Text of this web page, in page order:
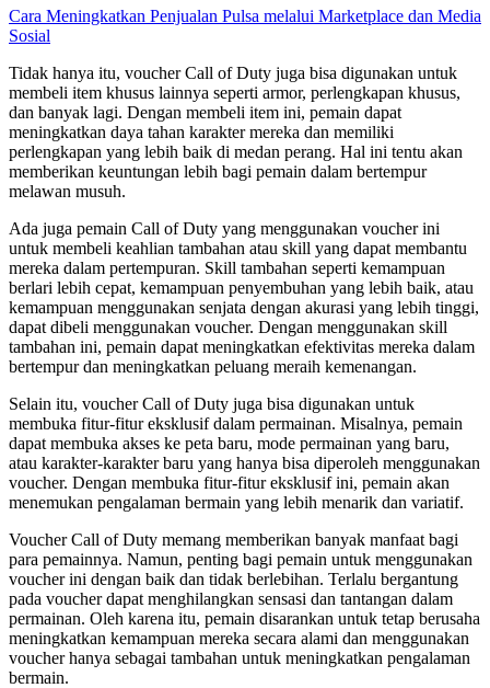
Cara Meningkatkan Penjualan Pulsa melalui Marketplace dan Media
Sosial
Tidak hanya itu, voucher Call of Duty juga bisa digunakan untuk
membeli item khusus lainnya seperti armor, perlengkapan khusus,
dan banyak lagi. Dengan membeli item ini, pemain dapat
meningkatkan daya tahan karakter mereka dan memiliki
perlengkapan yang lebih baik di medan perang. Hal ini tentu akan
memberikan keuntungan lebih bagi pemain dalam bertempur
melawan musuh.
Ada juga pemain Call of Duty yang menggunakan voucher ini
untuk membeli keahlian tambahan atau skill yang dapat membantu
mereka dalam pertempuran. Skill tambahan seperti kemampuan
berlari lebih cepat, kemampuan penyembuhan yang lebih baik, atau
kemampuan menggunakan senjata dengan akurasi yang lebih tinggi,
dapat dibeli menggunakan voucher. Dengan menggunakan skill
tambahan ini, pemain dapat meningkatkan efektivitas mereka dalam
bertempur dan meningkatkan peluang meraih kemenangan.
Selain itu, voucher Call of Duty juga bisa digunakan untuk
membuka fitur-fitur eksklusif dalam permainan. Misalnya, pemain
dapat membuka akses ke peta baru, mode permainan yang baru,
atau karakter-karakter baru yang hanya bisa diperoleh menggunakan
voucher. Dengan membuka fitur-fitur eksklusif ini, pemain akan
menemukan pengalaman bermain yang lebih menarik dan variatif.
Voucher Call of Duty memang memberikan banyak manfaat bagi
para pemainnya. Namun, penting bagi pemain untuk menggunakan
voucher ini dengan baik dan tidak berlebihan. Terlalu bergantung
pada voucher dapat menghilangkan sensasi dan tantangan dalam
permainan. Oleh karena itu, pemain disarankan untuk tetap berusaha
meningkatkan kemampuan mereka secara alami dan menggunakan
voucher hanya sebagai tambahan untuk meningkatkan pengalaman
bermain.